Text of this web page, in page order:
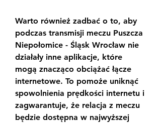
Warto również zadbać o to, aby
podczas transmisji meczu Puszcza
Niepołomice - Śląsk Wrocław nie
działały inne aplikacje, które
mogą znacząco obciążać łącze
internetowe. To pomoże uniknąć
spowolnienia prędkości internetu i
zagwarantuje, że relacja z meczu
będzie dostępna w najwyższej